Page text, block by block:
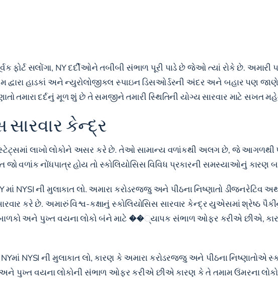
ફોર્ટ સલોંગા, NY દર્દીઓને તબીબી સંભાળ પૂરી પાડે છે જેઓ ત્યાં રોકે છે.
હાડકાં અને ન્યુરોલોજીકલ સ્પાઇન ડિસઓર્ડરની અંદર અને બહાર પણ જાણે
તમારા દર્દનું મૂળ શું છે તે સમજીને તમારી સ્થિતિની યોગ્ય સારવાર માટે સખત
સારવાર કેન્દ્ર
લાખો લોકોને અસર કરે છે. તેઓ સામાન્ય વળાંકથી અલગ છે, જે આગળથી
વળાંક નોંધપાત્ર હોય તો સ્કોલિયોસિસ વિવિધ પ્રકારની સમસ્યાઓનું કારણ
માં NYSI ની મુલાકાત લો. અમારા કરોડરજ્જુ અને પીઠના નિષ્ણાતો ડીજનરેટિવ
કરે છે. અમારું વિશ્વ-કક્ષાનું સ્કોલિયોસિસ સારવાર કેન્દ્ર યુએસમાં શ્રેષ્ઠ
અને પુખ્ત વયના લોકો બંને માટે ��્યાપક સંભાળ ઓફર કરીએ છીએ,
NYSI ની મુલાકાત લો, કારણ કે અમારા કરોડરજ્જુ અને પીઠના નિષ્ણાતોએ
અને પુખ્ત વયના લોકોની સંભાળ ઓફર કરીએ છીએ કારણ કે તે તમામ ઉંમરના